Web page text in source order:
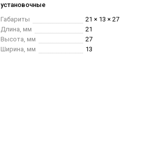
установочные
Габариты
21 × 13 × 27
Длина, мм
21
Высота, мм
27
Ширина, мм
13